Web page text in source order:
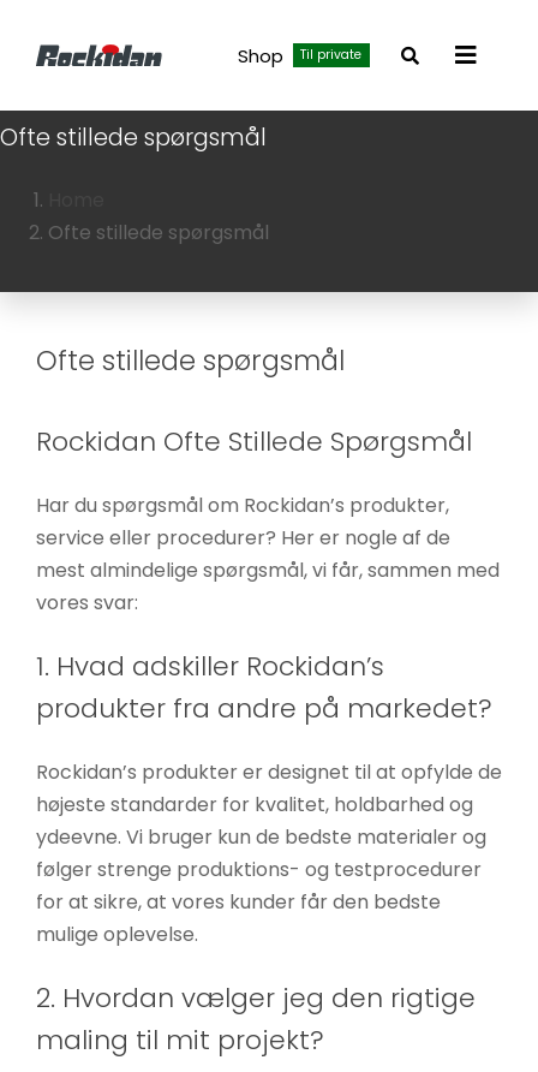
Shop Til private
Toggle
Ofte stillede spørgsmål
Ofte stillede spørgsmål
Ofte stillede spørgsmål
Rockidan Ofte Stillede Spørgsmål
Har du spørgsmål om Rockidan’s produkter,
service eller procedurer? Her er nogle af de
mest almindelige spørgsmål, vi får, sammen med
vores svar:
1. Hvad adskiller Rockidan’s
produkter fra andre på markedet?
Rockidan’s produkter er designet til at opfylde de
højeste standarder for kvalitet, holdbarhed og
ydeevne. Vi bruger kun de bedste materialer og
følger strenge produktions- og testprocedurer
for at sikre, at vores kunder får den bedste
mulige oplevelse.
2. Hvordan vælger jeg den rigtige
maling til mit projekt?
Nødvendige
Disse cookies
er ikke
valgfrie. De er
nødvendige
for at
kan fungere.